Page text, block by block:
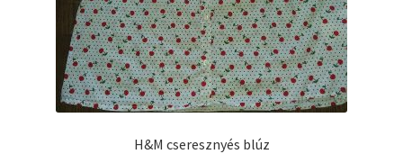
H&M cseresznyés blúz